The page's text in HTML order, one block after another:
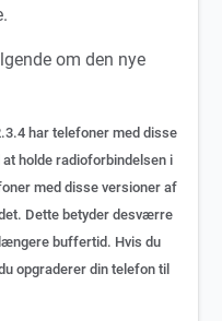
om den nye
har telefoner med disse
holde radioforbindelsen i
med disse versioner af
Dette betyder desværre
buffertid. Hvis du
opgraderer din telefon til